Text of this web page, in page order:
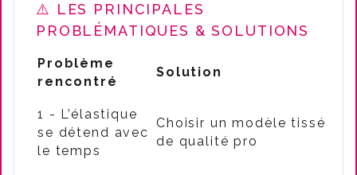
⚠️ LES PRINCIPALES
PROBLÉMATIQUES & SOLUTIONS
Problème
rencontré
Solution
1 - L’élastique
se détend avec
le temps
Choisir un modèle tissé
de qualité pro